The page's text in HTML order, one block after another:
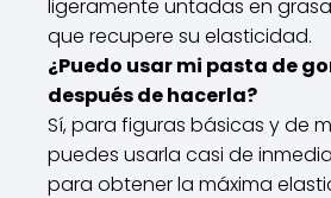
ligeramente untadas en
que recupere su elasticidad.
¿Puedo usar mi pasta de
después de hacerla?
Sí, para figuras básicas y de
puedes usarla casi de
para obtener la máxima